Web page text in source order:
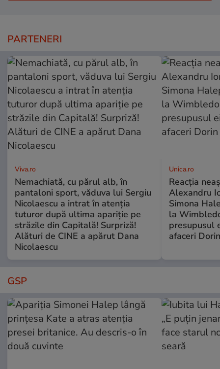
PARTENERI
Viva.ro
Nemachiată, cu părul alb, în
pantaloni sport, văduva lui Sergiu
Nicolaescu a intrat în atenția
tuturor după ultima apariție pe
străzile din Capitală! Surpriză!
Alături de CINE a apărut Dana
Nicolaescu
Unica.ro
Reacția
Alexandru
Simona
la
presupusul
afaceri
GSP